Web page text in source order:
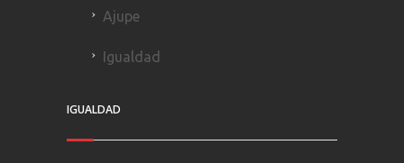
Ajupe
Igualdad
IGUALDAD